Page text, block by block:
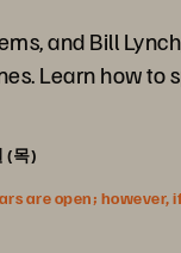
and Bill
Learn how
(목)
are open;